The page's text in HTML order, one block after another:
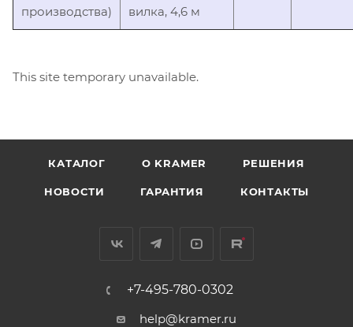
производства)
вилка, 4,6 м
This site temporary unavailable.
КАТАЛОГ O KRAMER РЕШЕНИЯ
НОВОСТИ ГАРАНТИЯ КОНТАКТЫ
+7-495-780-0302
help@kramer.ru